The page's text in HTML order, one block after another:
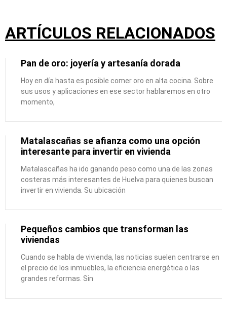
ARTÍCULOS RELACIONADOS
Pan de oro: joyería y artesanía dorada
Hoy en día hasta es posible comer oro en alta cocina. Sobre
sus usos y aplicaciones en ese sector hablaremos en otro
momento,
Matalascañas se afianza como una opción
interesante para invertir en vivienda
Matalascañas ha ido ganando peso como una de las zonas
costeras más interesantes de Huelva para quienes buscan
invertir en vivienda. Su ubicación
Pequeños cambios que transforman las
viviendas
Cuando se habla de vivienda, las noticias suelen centrarse en
el precio de los inmuebles, la eficiencia energética o las
grandes reformas. Sin